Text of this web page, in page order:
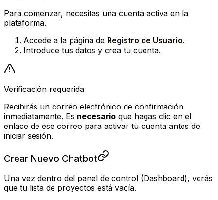
Para comenzar, necesitas una cuenta activa en la
plataforma.
Accede a la página de Registro de Usuario.
Introduce tus datos y crea tu cuenta.
Verificación requerida
Recibirás un correo electrónico de confirmación
inmediatamente. Es necesario que hagas clic en el
enlace de ese correo para activar tu cuenta antes de
iniciar sesión.
Crear Nuevo Chatbot
Una vez dentro del panel de control (Dashboard), verás
que tu lista de proyectos está vacía.